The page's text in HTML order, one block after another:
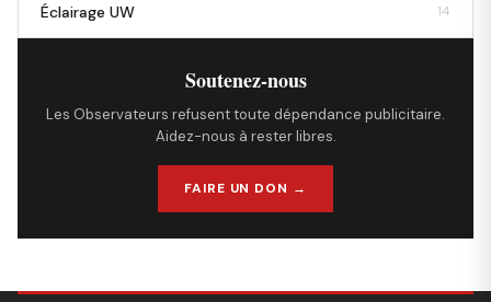
Éclairage UW 14
Soutenez-nous
Les Observateurs refusent toute dépendance publicitaire.
Aidez-nous à rester libres.
FAIRE UN DON →